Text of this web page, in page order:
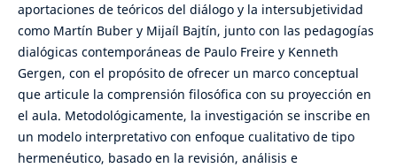
aportaciones de teóricos del diálogo y la intersubjetividad
como Martín Buber y Mijaíl Bajtín, junto con las pedagogías
dialógicas contemporáneas de Paulo Freire y Kenneth
Gergen, con el propósito de ofrecer un marco conceptual
que articule la comprensión filosófica con su proyección en
el aula. Metodológicamente, la investigación se inscribe en
un modelo interpretativo con enfoque cualitativo de tipo
hermenéutico, basado en la revisión, análisis e